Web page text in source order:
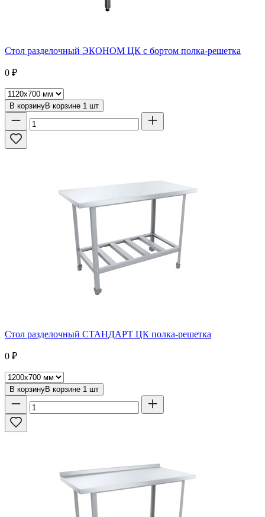
Стол разделочный ЭКОНОМ ЦК с бортом полка-решетка
0 ₽
В корзинуВ корзине 1 шт
Стол разделочный СТАНДАРТ ЦК полка-решетка
0 ₽
В корзинуВ корзине 1 шт